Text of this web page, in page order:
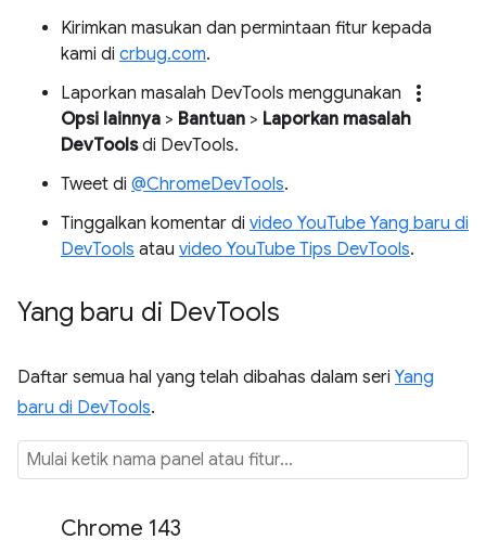
Kirimkan masukan dan permintaan fitur kepada
kami di crbug.com.
Laporkan masalah DevTools menggunakan
more_vert
Opsi lainnya > Bantuan > Laporkan masalah
DevToolsdi DevTools.
Tweet di @ChromeDevTools.
Tinggalkan komentar di video YouTube Yang baru di
DevTools atau video YouTube Tips DevTools.
Yang baru di DevTools
Daftar semua hal yang telah dibahas dalam seri Yang
baru di DevTools.
Chrome 143